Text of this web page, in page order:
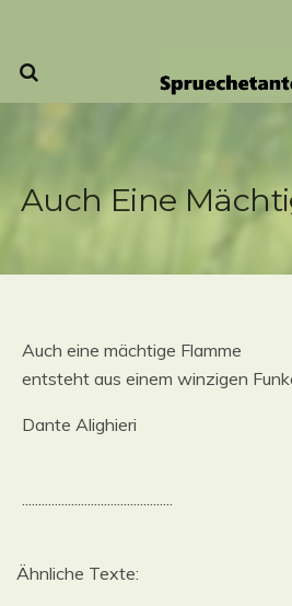
Auch Eine
Auch eine mächtige Flamme
entsteht aus einem winzigen
Dante Alighieri
..............................................
Ähnliche Texte: